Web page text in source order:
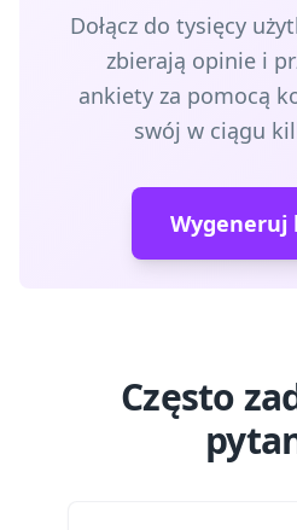
Dołącz do tysięcy
zbierają opinie i
ankiety za pomocą
swój w ciągu
Wygeneruj
Często